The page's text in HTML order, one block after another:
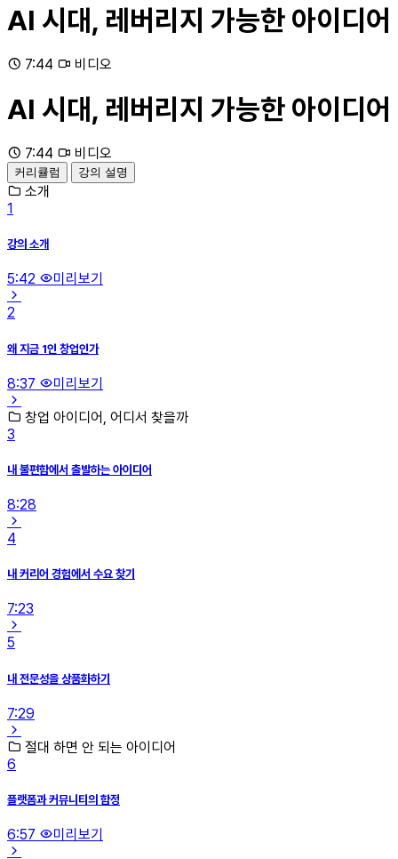
AI 시대, 레버리지 가능한 아이디어
7:44 비디오
AI 시대, 레버리지 가능한 아이디어
7:44 비디오
커리큘럼 강의 설명
소개
1
강의 소개
5:42
미리보기
2
왜 지금 1인 창업인가
8:37
미리보기
창업 아이디어, 어디서 찾을까
3
내 불편함에서 출발하는 아이디어
8:28
4
내 커리어 경험에서 수요 찾기
7:23
5
내 전문성을 상품화하기
7:29
절대 하면 안 되는 아이디어
6
플랫폼과 커뮤니티의 함정
6:57
미리보기